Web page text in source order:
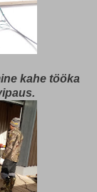
kahe tööka